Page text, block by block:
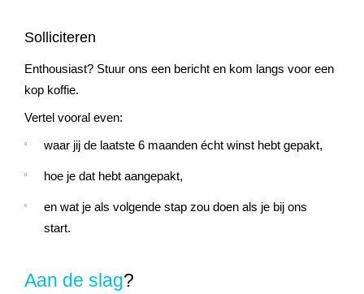
Solliciteren
Enthousiast? Stuur ons een bericht en kom langs voor een
kop koffie.
Vertel vooral even:
waar jij de laatste 6 maanden écht winst hebt gepakt,
hoe je dat hebt aangepakt,
en wat je als volgende stap zou doen als je bij ons
start.
Aan de slag?